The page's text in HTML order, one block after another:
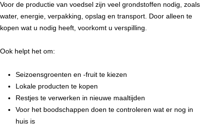
Voor de productie van voedsel zijn veel grondstoffen nodig, zoals
water, energie, verpakking, opslag en transport. Door alleen te
kopen wat u nodig heeft, voorkomt u verspilling.
Ook helpt het om:
Seizoensgroenten en -fruit te kiezen
Lokale producten te kopen
Restjes te verwerken in nieuwe maaltijden
Voor het boodschappen doen te controleren wat er nog in
huis is